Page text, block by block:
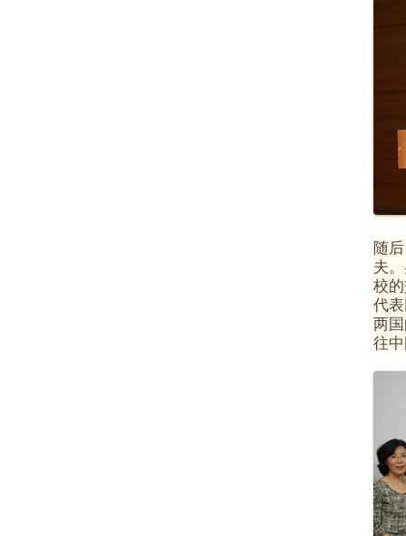
随
夫
校
代
两
往